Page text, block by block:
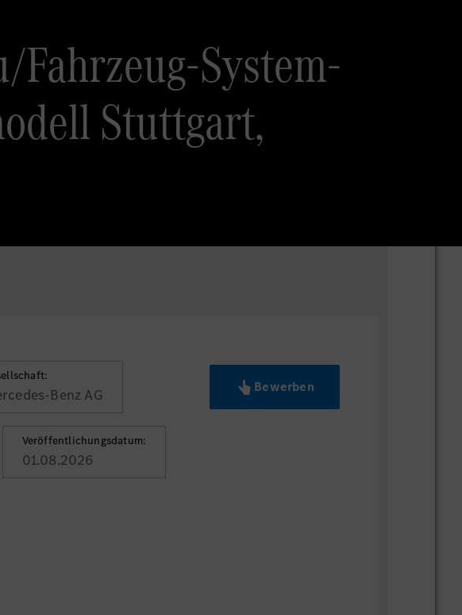
System-
Stuttgart,
Benz AG
Veröffentlichungsdatum:
01.08.2026
Bewerben